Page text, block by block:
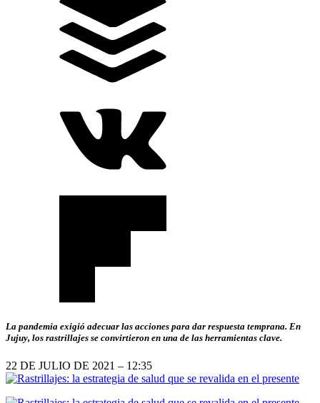
La pandemia exigió adecuar las acciones para dar respuesta temprana. En
Jujuy, los rastrillajes se convirtieron en una de las herramientas clave.
22 DE JULIO DE 2021 – 12:35